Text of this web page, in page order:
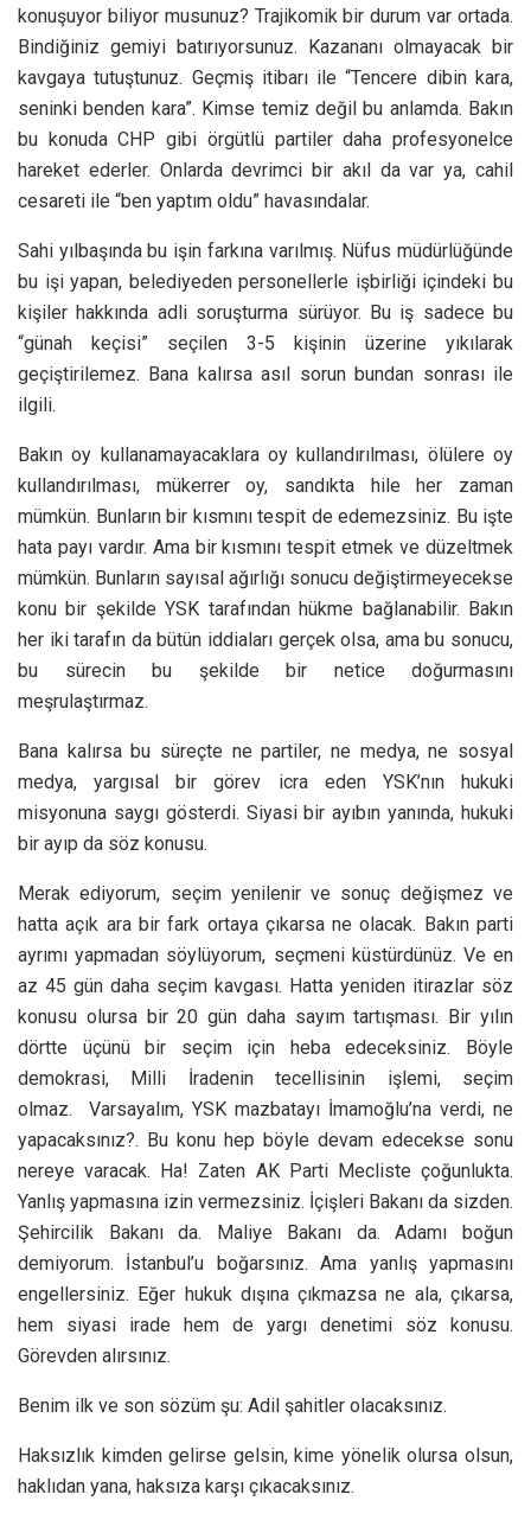
konuşuyor biliyor musunuz? Trajikomik bir durum var ortada.
Bindiğiniz gemiyi batırıyorsunuz. Kazananı olmayacak bir
kavgaya tutuştunuz. Geçmiş itibarı ile “Tencere dibin kara,
seninki benden kara”. Kimse temiz değil bu anlamda. Bakın
bu konuda CHP gibi örgütlü partiler daha profesyonelce
hareket ederler. Onlarda devrimci bir akıl da var ya, cahil
cesareti ile “ben yaptım oldu” havasındalar.
Sahi yılbaşında bu işin farkına varılmış. Nüfus müdürlüğünde
bu işi yapan, belediyeden personellerle işbirliği içindeki bu
kişiler hakkında adli soruşturma sürüyor. Bu iş sadece bu
“günah keçisi” seçilen 3-5 kişinin üzerine yıkılarak
geçiştirilemez. Bana kalırsa asıl sorun bundan sonrası ile
ilgili.
Bakın oy kullanamayacaklara oy kullandırılması, ölülere oy
kullandırılması, mükerrer oy, sandıkta hile her zaman
mümkün. Bunların bir kısmını tespit de edemezsiniz. Bu işte
hata payı vardır. Ama bir kısmını tespit etmek ve düzeltmek
mümkün. Bunların sayısal ağırlığı sonucu değiştirmeyecekse
konu bir şekilde YSK tarafından hükme bağlanabilir. Bakın
her iki tarafın da bütün iddiaları gerçek olsa, ama bu sonucu,
bu sürecin bu şekilde bir netice doğurmasını
meşrulaştırmaz.
Bana kalırsa bu süreçte ne partiler, ne medya, ne sosyal
medya, yargısal bir görev icra eden YSK’nın hukuki
misyonuna saygı gösterdi. Siyasi bir ayıbın yanında, hukuki
bir ayıp da söz konusu.
Merak ediyorum, seçim yenilenir ve sonuç değişmez ve
hatta açık ara bir fark ortaya çıkarsa ne olacak. Bakın parti
ayrımı yapmadan söylüyorum, seçmeni küstürdünüz. Ve en
az 45 gün daha seçim kavgası. Hatta yeniden itirazlar söz
konusu olursa bir 20 gün daha sayım tartışması. Bir yılın
dörtte üçünü bir seçim için heba edeceksiniz. Böyle
demokrasi, Milli İradenin tecellisinin işlemi, seçim
olmaz.
Varsayalım, YSK mazbatayı İmamoğlu’na verdi, ne
yapacaksınız?. Bu konu hep böyle devam edecekse sonu
nereye varacak. Ha! Zaten AK Parti Mecliste çoğunlukta.
Yanlış yapmasına izin vermezsiniz. İçişleri Bakanı da sizden.
Şehircilik Bakanı da. Maliye Bakanı da. Adamı boğun
demiyorum. İstanbul’u boğarsınız. Ama yanlış yapmasını
engellersiniz. Eğer hukuk dışına çıkmazsa ne ala, çıkarsa,
hem siyasi irade hem de yargı denetimi söz konusu.
Görevden alırsınız.
Benim ilk ve son sözüm şu: Adil şahitler olacaksınız.
Haksızlık kimden gelirse gelsin, kime yönelik olursa olsun,
haklıdan yana, haksıza karşı çıkacaksınız.